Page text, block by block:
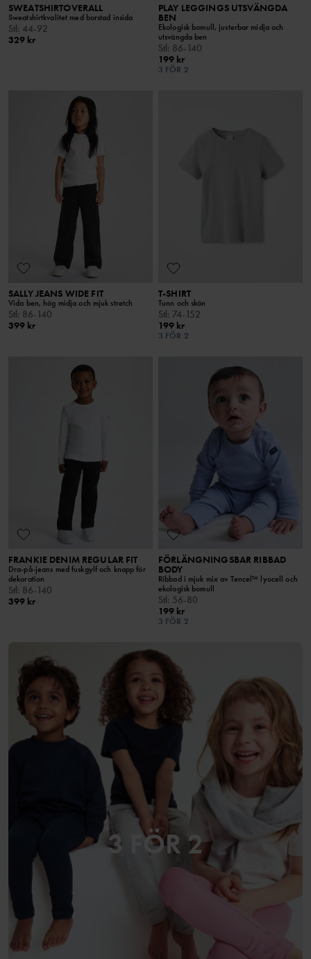
SWEATSHIRTOVERALL
Sweatshirtkvalitet med borstad insida
Stl: 44-92
329 kr
PLAY LEGGINGS UTSVÄNGDA
BEN
Ekologisk bomull, justerbar midja och
utsvängda ben
Stl: 86-140
199 kr
3 FÖR 2
SALLY JEANS WIDE FIT
Vida ben, hög midja och mjuk stretch
Stl: 86-140
399 kr
T-SHIRT
Tunn och skön
Stl: 74-152
199 kr
3 FÖR 2
FRANKIE DENIM REGULAR FIT
Dra-på-jeans med fuskgylf och knapp för
dekoration
Stl: 86-140
399 kr
FÖRLÄNGNINGSBAR RIBBAD
BODY
Ribbad i mjuk mix av Tencel™ lyocell och
ekologisk bomull
Stl: 56-80
199 kr
3 FÖR 2
3 FÖR 2